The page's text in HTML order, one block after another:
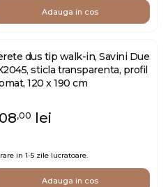
Adauga in cos
dus tip walk-in, Savini Due
sticla transparenta, profil
120 x 190 cm
,00 lei
in 1-5 zile lucratoare.
Adauga in cos